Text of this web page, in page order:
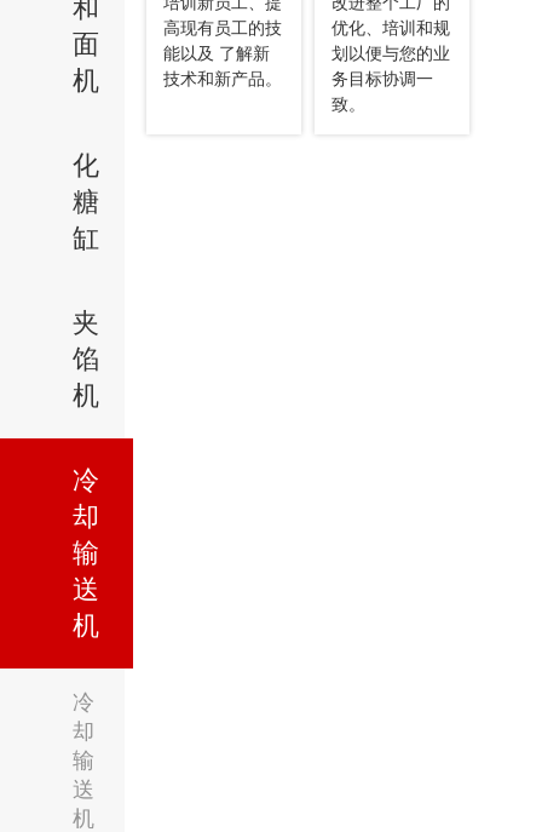
和
面
机
化
糖
缸
夹
馅
机
冷
却
输
送
机
冷
却
输
送
机
高现有员工的技
能以及 了解新
技术和新产品。
优化、培训和规
划以便与您的业
务目标协调一
致。